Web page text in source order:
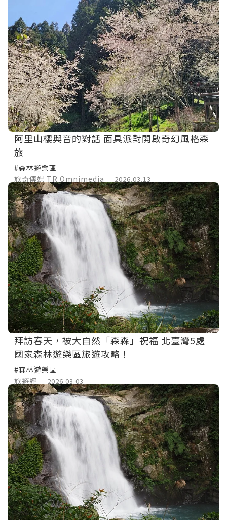
阿里山櫻與音的對話 面具派對開啟奇幻風格森
旅
#森林遊樂區
旅奇傳媒 TR Omnimedia
2026.03.13
拜訪春天，被大自然「森森」祝福 北臺灣5處
國家森林遊樂區旅遊攻略！
#森林遊樂區
旅遊經
2026.03.03